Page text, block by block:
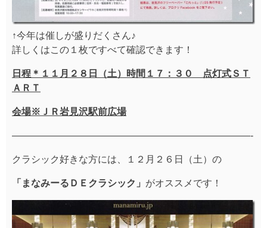
↑今年は催しが盛りだくさん♪
詳しくはこの１枚ですべて確認できます！
日程＊１１月２８日（土）時間１７：３０ 点灯式ＳＴ
ＡＲＴ
会場※ＪＲ岩見沢駅前広場
—————————————————————————-
クラシック好きな方には、１２月２６日（土）の
「まなみーるＤＥクラシック」 がオススメです！